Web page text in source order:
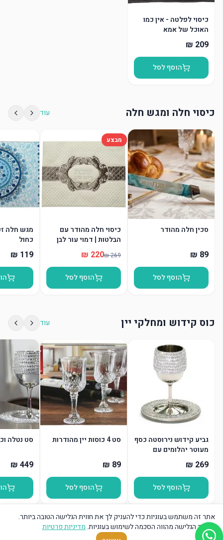
כיסוי לפלטה - אין כמו
האוכל של אמא
הוסף לסל
כיסוי חלה ומגש חלה עוד
סכין חלה מהודר
הוסף לסל
מבצע
כיסוי חלה מהודר עם
הבלטות | דמוי עור לבן
הוסף לסל
מגש חלה
כחול
כוס קידוש ומחלקי יין עוד
גביע קידוש נירוסטה כסף
מעוטר יהלומים עם
תחתית
הוסף לסל
סט 4 כוסות יין מהודרות
הוסף לסל
סט נטלה
כרית ברית מילה עוד
אתר זה משתמש בעוגיות כדי להעניק לך את חווית הגלישה הטובה ביותר.
המשך הגלישה מהווה הסכמה לשימוש בעוגיות.מדיניות פרטיות